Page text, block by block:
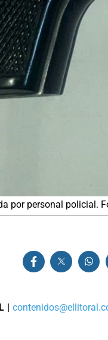
por personal policial.
|